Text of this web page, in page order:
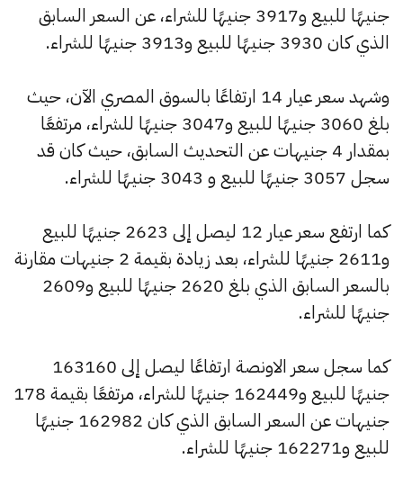
جنيهًا للبيع و3917 جنيهًا للشراء، عن السعر السابق
الذي كان 3930 جنيهًا للبيع و3913 جنيهًا للشراء.
وشهد سعر عيار 14 ارتفاعًا بالسوق المصري الآن، حيث
بلغ 3060 جنيهًا للبيع و3047 جنيهًا للشراء، مرتفعًا
بمقدار 4 جنيهات عن التحديث السابق، حيث كان قد
سجل 3057 جنيهًا للبيع و 3043 جنيهًا للشراء.
كما ارتفع سعر عيار 12 ليصل إلى 2623 جنيهًا للبيع
و2611 جنيهًا للشراء، بعد زيادة بقيمة 2 جنيهات مقارنة
بالسعر السابق الذي بلغ 2620 جنيهًا للبيع و2609
جنيهًا للشراء.
كما سجل سعر الاونصة ارتفاعًا ليصل إلى 163160
جنيهًا للبيع و162449 جنيهًا للشراء، مرتفعًا بقيمة 178
جنيهات عن السعر السابق الذي كان 162982 جنيهًا
للبيع و162271 جنيهًا للشراء.